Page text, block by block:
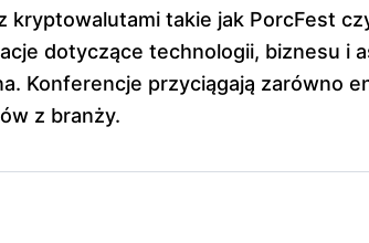
kryptowalutami takie jak PorcFest
dotyczące technologii, biznesu i
Konferencje przyciągają zarówno
z branży.